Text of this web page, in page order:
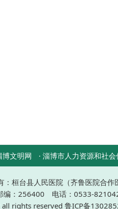
博文明网 · 淄博市人力资源和社
：桓台县人民医院（齐鲁医院合作
编：256400 电话：0533-
rights reserved 鲁ICP备